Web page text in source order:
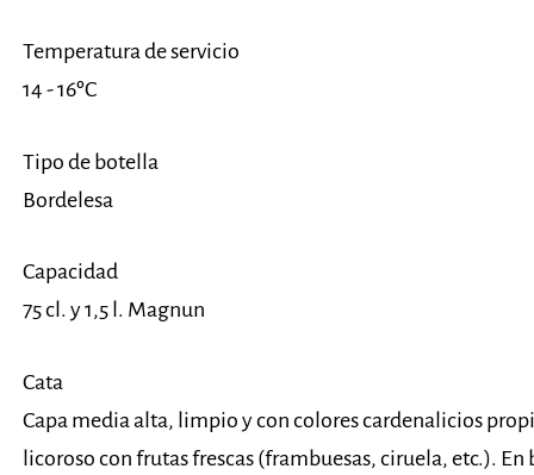
Temperatura de servicio
14 - 16ºC
Tipo de botella
Bordelesa
Capacidad
75 cl. y 1,5 l. Magnun
Cata
Capa media alta, limpio y con colores cardenalicios
licoroso con frutas frescas (frambuesas, ciruela, etc.).